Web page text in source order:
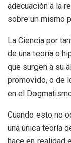
adecuación a la
sobre un mismo
La Ciencia por
de una teoría o
que surgen a su
promovido, o de
en el
Cuando esto no
una única teoría